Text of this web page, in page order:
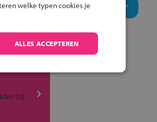
bij
welke typen cookies je
ALLES ACCEPTEREN